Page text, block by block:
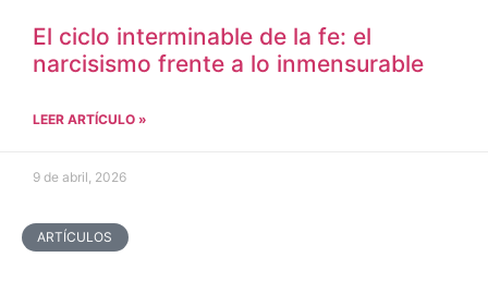
El ciclo interminable de la fe: el
narcisismo frente a lo inmensurable
LEER ARTÍCULO »
9 de abril, 2026
ARTÍCULOS